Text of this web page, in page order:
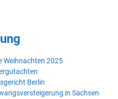
Weihnachten 2025
Berlin
in Sachsen